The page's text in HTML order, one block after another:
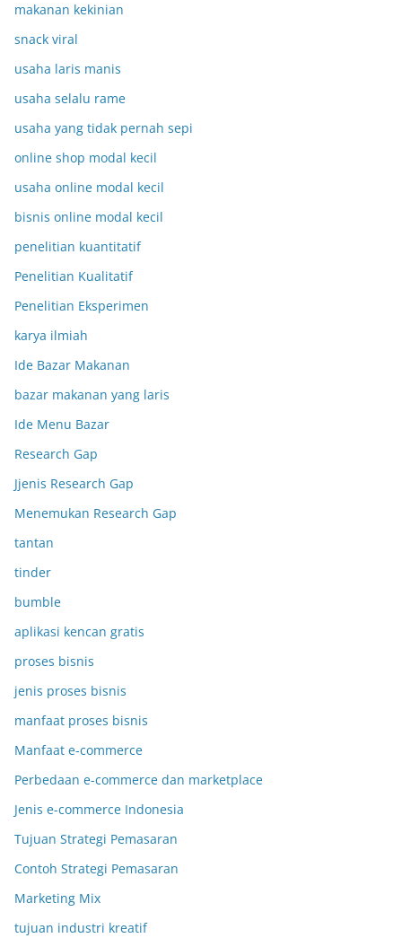
makanan kekinian
snack viral
usaha laris manis
usaha selalu rame
usaha yang tidak pernah sepi
online shop modal kecil
usaha online modal kecil
bisnis online modal kecil
penelitian kuantitatif
Penelitian Kualitatif
Penelitian Eksperimen
karya ilmiah
Ide Bazar Makanan
bazar makanan yang laris
Ide Menu Bazar
Research Gap
Jjenis Research Gap
Menemukan Research Gap
tantan
tinder
bumble
aplikasi kencan gratis
proses bisnis
jenis proses bisnis
manfaat proses bisnis
Manfaat e-commerce
Perbedaan e-commerce dan marketplace
Jenis e-commerce Indonesia
Tujuan Strategi Pemasaran
Contoh Strategi Pemasaran
Marketing Mix
tujuan industri kreatif